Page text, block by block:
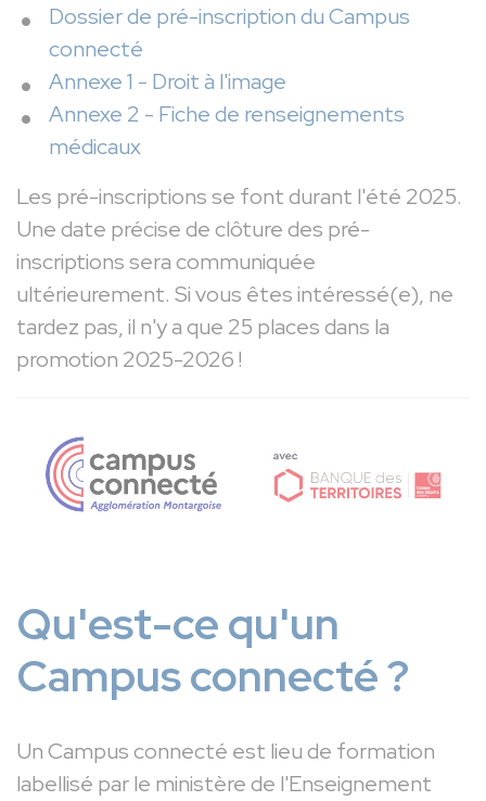
Dossier de pré-inscription du Campus
connecté
Annexe 1 - Droit à l'image
Annexe 2 - Fiche de renseignements
médicaux
Les pré-inscriptions se font durant l'été 2025.
Une date précise de clôture des pré-
inscriptions sera communiquée
ultérieurement. Si vous êtes intéressé(e), ne
tardez pas, il n'y a que 25 places dans la
promotion 2025-2026 !
Qu'est-ce qu'un
Campus connecté ?
Un Campus connecté est lieu de formation
labellisé par le ministère de l'Enseignement